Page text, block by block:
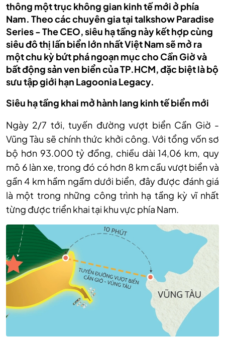
thông một trục không gian kinh tế mới ở phía
Nam. Theo các chuyên gia tại talkshow Paradise
Series - The CEO, siêu hạ tầng này kết hợp cùng
siêu đô thị lấn biển lớn nhất Việt Nam sẽ mở ra
một chu kỳ bứt phá ngoạn mục cho Cần Giờ và
bất động sản ven biển của TP.HCM, đặc biệt là bộ
sưu tập giới hạn Lagoonia Legacy.
Siêu hạ tầng khai mở hành lang kinh tế biển mới
Ngày 2/7 tới, tuyến đường vượt biển Cần Giờ -
Vũng Tàu sẽ chính thức khởi công. Với tổng vốn sơ
bộ hơn 93.000 tỷ đồng, chiều dài 14,06 km, quy
mô 6 làn xe, trong đó có hơn 8 km cầu vượt biển và
gần 4 km hầm ngầm dưới biển, đây được đánh giá
là một trong những công trình hạ tầng kỳ vĩ nhất
từng được triển khai tại khu vực phía Nam.